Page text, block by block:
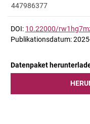
447986377
DOI: 10.22000/
Publikationsdatum:
Datenpaket